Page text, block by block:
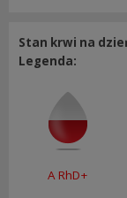
Stan krwi na
Legenda:
A RhD+